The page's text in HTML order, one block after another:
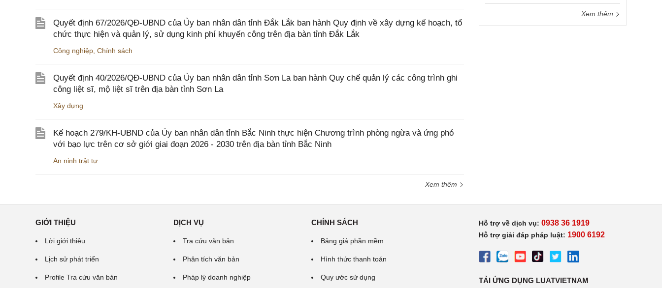
Quyết định 67/2026/QĐ-UBND của Ủy ban nhân dân tỉnh Đắk Lắk ban hành Quy định về xây dựng kế hoạch, tổ
chức thực hiện và quản lý, sử dụng kinh phí khuyến công trên địa bàn tỉnh Đắk Lắk
Công nghiệp Chính sách
Quyết định 40/2026/QĐ-UBND của Ủy ban nhân dân tỉnh Sơn La ban hành Quy chế quản lý các công trình ghi
công liệt sĩ, mộ liệt sĩ trên địa bàn tỉnh Sơn La
Xây dựng
Kế hoạch 279/KH-UBND của Ủy ban nhân dân tỉnh Bắc Ninh thực hiện Chương trình phòng ngừa và ứng phó
với bạo lực trên cơ sở giới giai đoạn 2026 - 2030 trên địa bàn tỉnh Bắc Ninh
An ninh trật tự
Xem thêm
Xem thêm
GIỚI THIỆU
Lời giới thiệu
Lịch sử phát triển
Profile Tra cứu văn bản
DỊCH VỤ
Tra cứu văn bản
Phân tích văn bản
Pháp lý doanh nghiệp
CHÍNH SÁCH
Bảng giá phần mềm
Hình thức thanh toán
Quy ước sử dụng
Hỗ trợ về dịch vụ: 0938 36 1919
Hỗ trợ giải đáp pháp luật: 1900 6192
TẢI ỨNG DỤNG LUATVIETNAM